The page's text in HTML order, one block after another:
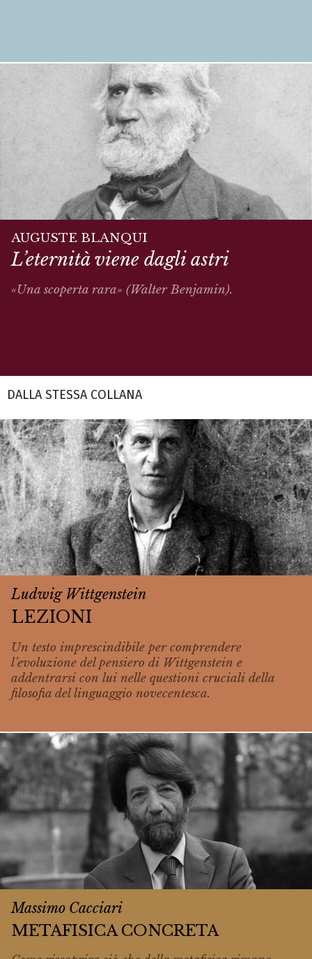
AUGUSTE BLANQUI
L’eternità viene dagli astri
«Una scoperta rara» (Walter Benjamin).
DALLA STESSA COLLANA
Ludwig Wittgenstein
LEZIONI
Un testo imprescindibile per comprendere
l’evoluzione del pensiero di Wittgenstein e
addentrarsi con lui nelle questioni cruciali della
filosofia del linguaggio novecentesca.
Massimo Cacciari
METAFISICA CONCRETA